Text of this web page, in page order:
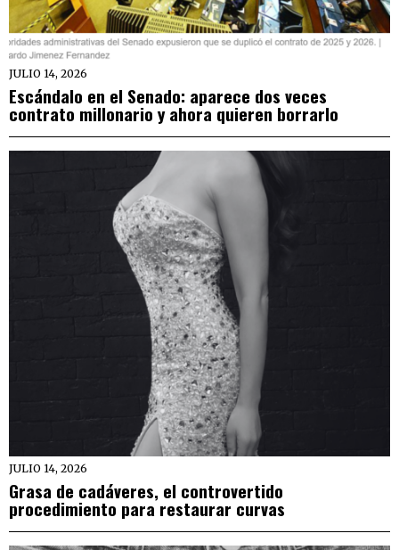
JULIO 14, 2026
Escándalo en el Senado: aparece dos veces
contrato millonario y ahora quieren borrarlo
JULIO 14, 2026
Grasa de cadáveres, el controvertido
procedimiento para restaurar curvas